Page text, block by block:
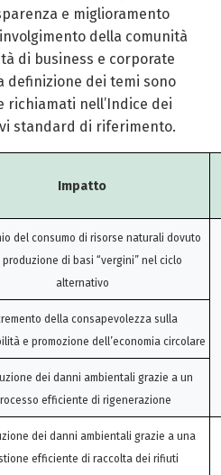
e miglioramento
della comunità
di business e corporate
definizione dei temi sono
richiamati nell’Indice dei
standard di riferimento.
Impatto
del consumo di risorse naturali dovuto
produzione di basi “vergini” nel ciclo
alternativo
della consapevolezza sulla
e promozione dell’economia circolare
dei danni ambientali grazie a un
efficiente di rigenerazione
dei danni ambientali grazie a una
efficiente di raccolta dei rifiuti